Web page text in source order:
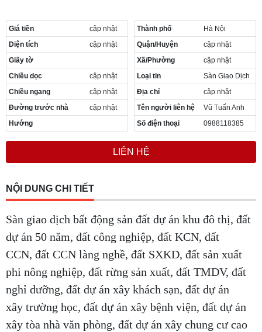
Cần thuê MBKD tại Phường Yên Hòa
Cần thuê MBKD tại Phường Nghĩa Độ
Cần thuê MBKD tại Phường Phương Liệt
Cần thuê MBKD tại Phường Khương Đình
Cần thuê MBKD tại Phường Yên Sở
Cần thuê MBKD tại Phường Hoàng Liệt
Cần thuê MBKD tại Phường Định Công
Cần thuê MBKD tại Phường Tương Mai
Cần thuê MBKD tại Phường Vĩnh Hưng
Cần thuê MBKD tại Phường Lĩnh Nam
Cần thuê MBKD tại Phường Hồng Hà
Cần thuê MBKD tại Phường Văn Miếu
Cần thuê MBKD tại Phường Kim Liên
Cần thuê MBKD tại Phường Vĩnh Tuy
Giá tiền
cập nhật
Diện tích
cập nhật
Giấy tờ
Chiều dọc
cập nhật
Chiều ngang
cập nhật
Đường trước nhà
cập nhật
Hướng
Thành phố
Hà Nội
Quận/Huyện
cập nhật
Xã/Phường
cập nhật
Loại tin
Sàn Giao Dịch
Địa chỉ
cập nhật
Tên người liên hệ
Vũ Tuấn Anh
Số điện thoại
0988118385
LIÊN HỆ
NỘI DUNG CHI TIẾT
Sàn giao dịch bất động sản đất dự án khu đô thị, đất
dự án 50 năm, đất công nghiệp, đất KCN, đất
CCN, đất CCN làng nghề, đất SXKD, đất sản xuất
phi nông nghiệp, đất rừng sản xuất, đất TMDV, đất
nghỉ dưỡng, đất dự án xây khách sạn, đất dự án
xây trường học, đất dự án xây bệnh viện, đất dự án
xây tòa nhà văn phòng, đất dự án xây chung cư cao